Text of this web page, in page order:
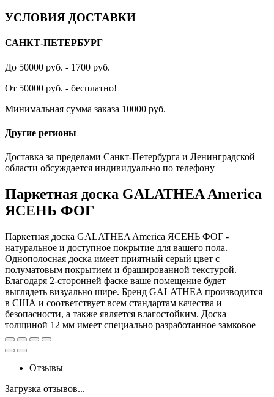
УСЛОВИЯ ДОСТАВКИ
САНКТ-ПЕТЕРБУРГ
До 50000 руб. - 1700 руб.
От 50000 руб. - бесплатно!
Минимальная сумма заказа 10000 руб.
Другие регионы
Доставка за пределами Санкт-Петербурга и Ленинградской
области обсуждается индивидуально по телефону
Паркетная доска GALATHEA America
ЯСЕНЬ ФОГ
Паркетная доска GALATHEA America ЯСЕНЬ ФОГ -
натуральное и доступное покрытие для вашего пола.
Однополосная доска имеет приятный серый цвет с
полуматовым покрытием и брашированной текстурой.
Благодаря 2-сторонней фаске ваше помещение будет
выглядеть визуально шире. Бренд GALATHEA производится
в США и соответствует всем стандартам качества и
безопасности, а также является влагостойким. Доска
толщиной 12 мм имеет специально разработанное замковое
Отзывы
Загрузка отзывов...